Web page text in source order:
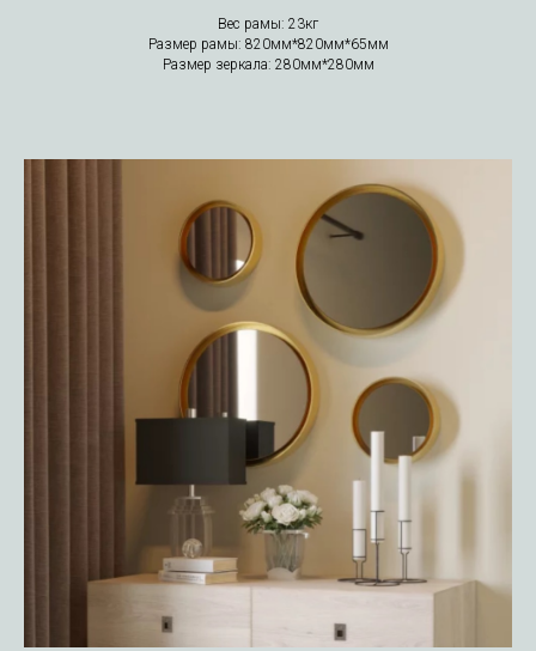
Вес рамы: 23кг
Размер рамы: 820мм*820мм*65мм
Размер зеркала: 280мм*280мм